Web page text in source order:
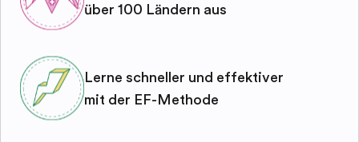
über 100 Ländern aus
Lerne schneller und effektiver
mit der EF-Methode